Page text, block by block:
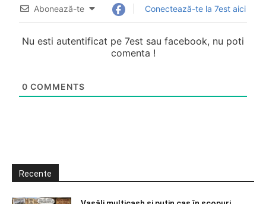
Abonează-te Conectează-te la 7est aici
Nu esti autentificat pe 7est sau facebook, nu poti
comenta !
0 COMMENTS
Recente